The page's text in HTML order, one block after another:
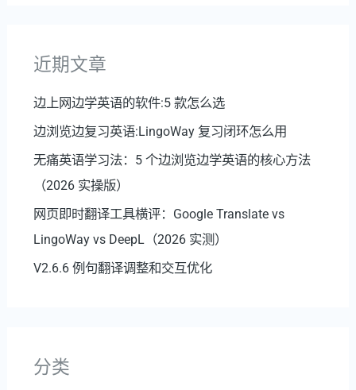
近期文章
边上网边学英语的软件:5 款怎么选
边浏览边复习英语:LingoWay 复习闭环怎么用
无痛英语学习法：5 个边浏览边学英语的核心方法
（2026 实操版）
网页即时翻译工具横评：Google Translate vs
LingoWay vs DeepL（2026 实测）
V2.6.6 例句翻译调整和交互优化
分类